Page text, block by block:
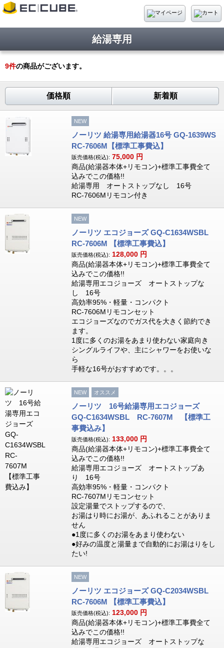
給湯専用
9件の商品がございます。
価格順 新着順
NEW
ノーリツ 給湯専用給湯器16号 GQ-1639WS
RC-7606M【標準工事費込】
販売価格(税込): 75,000 円
商品(給湯器本体+リモコン)+標準工事費全て
込みでこの価格!!
給湯専用 オートストップなし 16号
RC-7606Mリモコン付き
NEW
ノーリツ エコジョーズ GQ-C1634WSBL
RC-7606M 【標準工事費込】
販売価格(税込): 128,000 円
商品(給湯器本体+リモコン)+標準工事費全て
込みでこの価格!!
給湯専用エコジョーズ オートストップな
し 16号
高効率95%・軽量・コンパクト
RC-7606Mリモコンセット
エコジョーズなのでガス代を大きく節約でき
ます。
1度に多くのお湯をあまり使わない家庭向き
シングルライフや、主にシャワーをお使いな
ら
手軽な16号がおすすめです。。。
NEW オススメ
ノーリツ 16号給湯専用エコジョーズ
GQ-C1634WSBL RC-7607M 【標準工
事費込み】
販売価格(税込): 133,000 円
商品(給湯器本体+リモコン)+標準工事費全て
込みでこの価格!!
給湯専用エコジョーズ オートストップあ
り 16号
高効率95%・軽量・コンパクト
RC-7607Mリモコンセット
設定湯量でストップするので、
お湯はり時にお湯が、あふれることがありま
せん
●1度に多くのお湯をあまり使わない
●好みの温度と湯量まで自動的にお湯はりをし
たい!
NEW
ノーリツ エコジョーズ GQ-C2034WSBL
RC-7606M 【標準工事費込】
販売価格(税込): 123,000 円
商品(給湯器本体+リモコン)+標準工事費全て
込みでこの価格!!
給湯専用エコジョーズ オートストップな